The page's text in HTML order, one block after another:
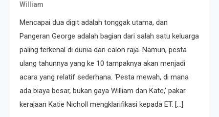
William
Mencapai dua digit adalah tonggak utama, dan
Pangeran George adalah bagian dari salah satu keluarga
paling terkenal di dunia dan calon raja. Namun, pesta
ulang tahunnya yang ke 10 tampaknya akan menjadi
acara yang relatif sederhana. ‘Pesta mewah, di mana
ada biaya besar, bukan gaya William dan Kate,’ pakar
kerajaan Katie Nicholl mengklarifikasi kepada ET. […]